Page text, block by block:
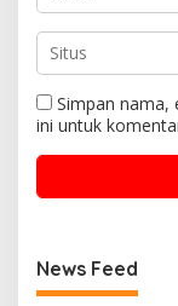
Simpan nama,
ini untuk
News Feed